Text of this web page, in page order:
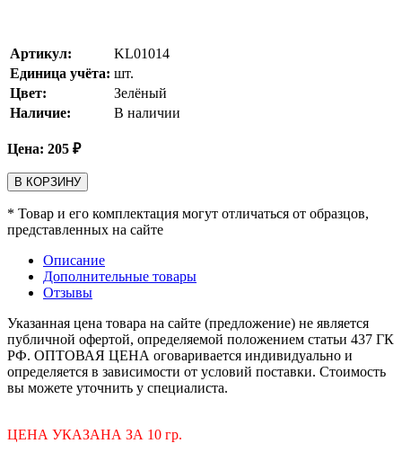
Артикул:
KL01014
Единица учёта: шт.
Цвет:
Зелёный
Наличие:
В наличии
Цена: 205 ₽
В КОРЗИНУ
* Товар и его комплектация могут отличаться от образцов,
представленных на сайте
Описание
Дополнительные товары
Отзывы
Указанная цена товара на сайте (предложение) не является
публичной офертой, определяемой положением статьи 437 ГК
РФ. ОПТОВАЯ ЦЕНА оговаривается индивидуально и
определяется в зависимости от условий поставки. Стоимость
вы можете уточнить у специалиста.
ЦЕНА УКАЗАНА ЗА 10 гр.